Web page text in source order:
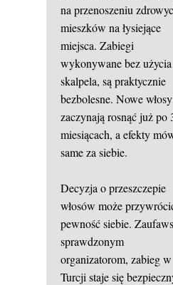
na przenoszeniu
mieszków na łysiejące
miejsca. Zabiegi
wykonywane bez użycia
skalpela, są praktycznie
bezbolesne. Nowe włosy
zaczynają rosnąć już po
miesiącach, a efekty
same za siebie.
Decyzja o przeszczepie
włosów może
pewność siebie.
sprawdzonym
organizatorom, zabieg w
Turcji staje się